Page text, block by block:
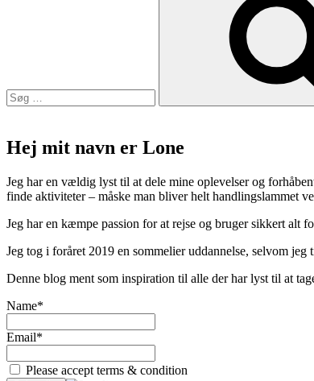
Hej mit navn er Lone
Jeg har en vældig lyst til at dele mine oplevelser og
finde aktiviteter – måske man bliver helt handlingslammet
Jeg har en kæmpe passion for at rejse og bruger sikkert alt
Jeg tog i foråret 2019 en sommelier uddannelse, selvom
Denne blog ment som inspiration til alle der har lyst til at
Name*
Email*
Please accept terms & condition